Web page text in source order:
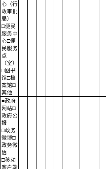
心（行
政审批
局）
□便民
服务中
心□便
民服务
点
（室）
□图书
馆□档
案馆□
其他
■政府
网站□
政府公
报
□政务
微博□
政务微
信
□移动
客户端